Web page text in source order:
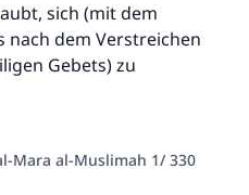
sich (mit dem
nach dem Verstreichen
Gebets) zu
Mara al-Muslimah 1/ 330